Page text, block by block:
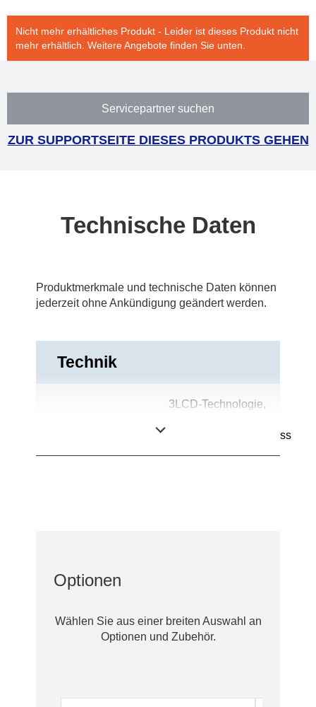
Nicht mehr erhältliches Produkt - Leider ist dieses Produkt nicht
mehr erhältlich. Weitere Angebote finden Sie unten.
Servicepartner suchen
ZUR SUPPORTSEITE DIESES PRODUKTS GEHEN
Technische Daten
Produktmerkmale und technische Daten können
jederzeit ohne Ankündigung geändert werden.
Technik
3LCD-Technologie,
Flüssigkristallverschluss
Optionen
Wählen Sie aus einer breiten Auswahl an
Optionen und Zubehör.